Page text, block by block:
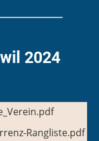
2024
Rangliste.pdf